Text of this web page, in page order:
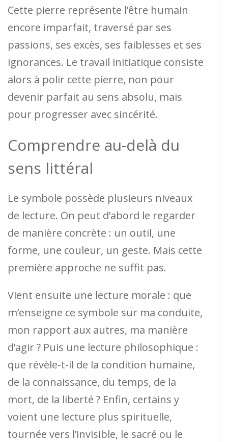
Cette pierre représente l’être humain
encore imparfait, traversé par ses
passions, ses excès, ses faiblesses et ses
ignorances. Le travail initiatique consiste
alors à polir cette pierre, non pour
devenir parfait au sens absolu, mais
pour progresser avec sincérité.
Comprendre au-delà du
sens littéral
Le symbole possède plusieurs niveaux
de lecture. On peut d’abord le regarder
de manière concrète : un outil, une
forme, une couleur, un geste. Mais cette
première approche ne suffit pas.
Vient ensuite une lecture morale : que
m’enseigne ce symbole sur ma conduite,
mon rapport aux autres, ma manière
d’agir ? Puis une lecture philosophique :
que révèle-t-il de la condition humaine,
de la connaissance, du temps, de la
mort, de la liberté ? Enfin, certains y
voient une lecture plus spirituelle,
tournée vers l’invisible, le sacré ou le